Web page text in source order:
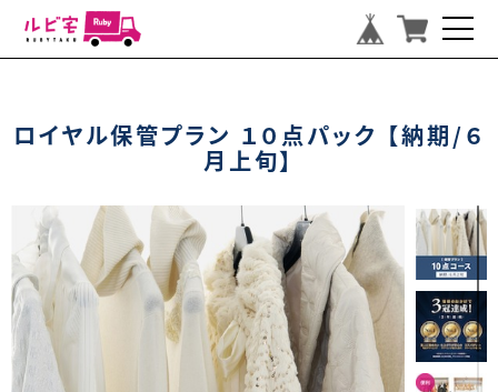
ロイヤル保管プラン １０点パック 【納期/６
月上旬】